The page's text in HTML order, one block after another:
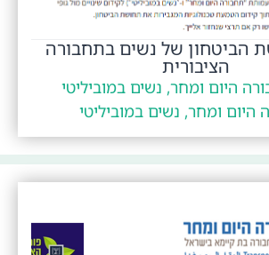
הביטחון של נשים בתחבורה
הציבורית
היום ומחר, נשים במוביליטי
היום ומחר, נשים במוביליטי